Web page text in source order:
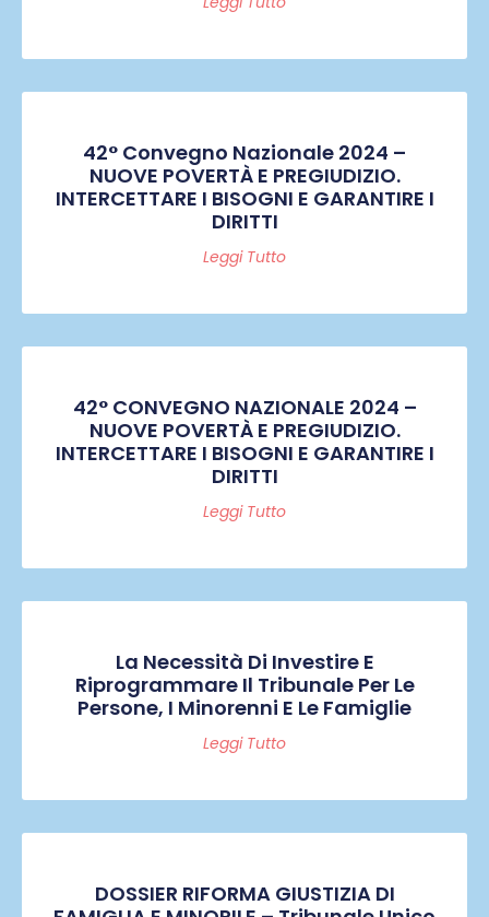
42° Convegno Nazionale 2024 –
NUOVE POVERTÀ E PREGIUDIZIO.
INTERCETTARE I BISOGNI E GARANTIRE I
DIRITTI
Leggi Tutto
42° CONVEGNO NAZIONALE 2024 –
NUOVE POVERTÀ E PREGIUDIZIO.
INTERCETTARE I BISOGNI E GARANTIRE I
DIRITTI
Leggi Tutto
La Necessità Di Investire E
Riprogrammare Il Tribunale Per Le
Persone, I Minorenni E Le Famiglie
Leggi Tutto
DOSSIER RIFORMA GIUSTIZIA DI